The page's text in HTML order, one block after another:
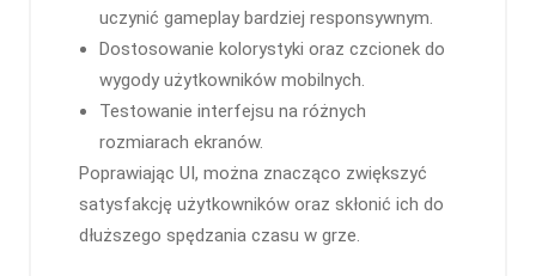
uczynić gameplay bardziej responsywnym.
Dostosowanie kolorystyki oraz czcionek do
wygody użytkowników mobilnych.
Testowanie interfejsu na różnych
rozmiarach ekranów.
Poprawiając UI, można znacząco zwiększyć
satysfakcję użytkowników oraz skłonić ich do
dłuższego spędzania czasu w grze.